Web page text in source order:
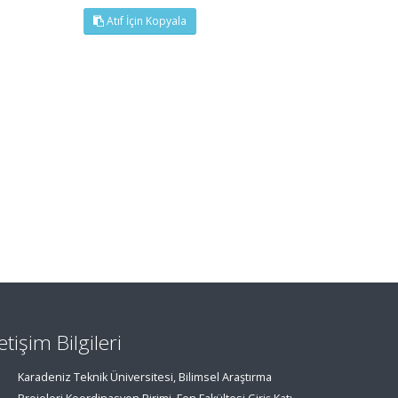
Atıf İçin Kopyala
Bilgileri
Karadeniz Teknik Üniversitesi, Bilimsel Araştırma